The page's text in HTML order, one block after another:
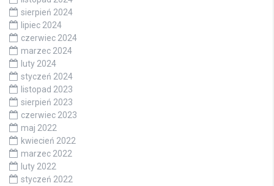
sierpień 2024
lipiec 2024
czerwiec 2024
marzec 2024
luty 2024
styczeń 2024
listopad 2023
sierpień 2023
czerwiec 2023
maj 2022
kwiecień 2022
marzec 2022
luty 2022
styczeń 2022